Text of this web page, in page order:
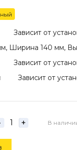
Зависит от
Ширина 140 мм,
Зависит от
Зависит от
+ В